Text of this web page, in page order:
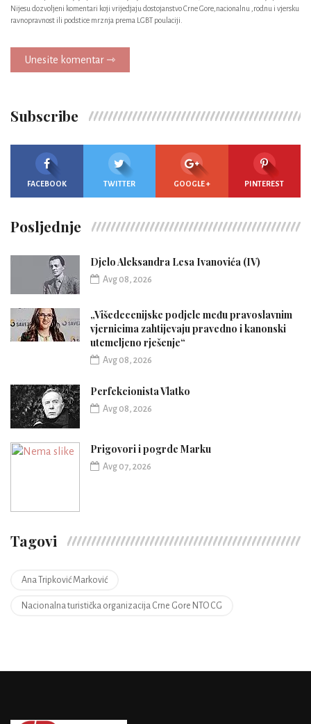
Nijesu dozvoljeni komentari koji vrijedjaju dostojanstvo Crne Gore,nacionalnu ,rodnu i vjersku
ravnopravnost ili podstice mrznja prema LGBT poulaciji.
Unesite komentar ⇾
Subscribe
FACEBOOK TWITTER GOOGLE + PINTEREST
Posljednje
Djelo Aleksandra Lesa Ivanovića (IV)
Avg 08, 2026
„Višedecenijske podjele među pravoslavnim
vjernicima zahtijevaju pravedno i kanonski
utemeljeno rješenje“
Avg 08, 2026
Perfekcionista Vlatko
Avg 08, 2026
Prigovori i pogrde Marku
Avg 07, 2026
Tagovi
Ana Tripković Marković
Nacionalna turistička organizacija Crne Gore NTO CG